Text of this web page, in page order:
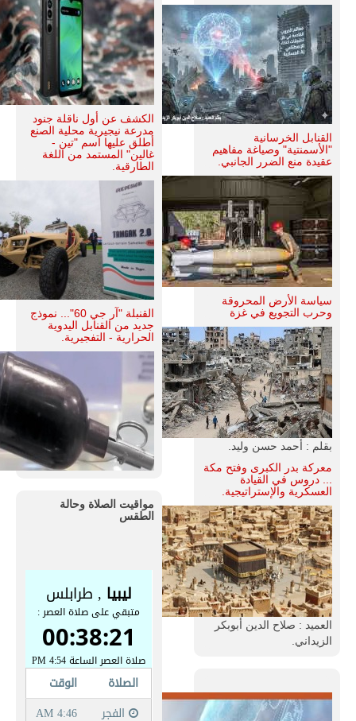
القنابل الخرسانية
"الأسمنتية" وصياغة مفاهيم
عقيدة منع الضرر الجانبي.
سياسة الأرض المحروقة
وحرب التجويع في غزة
بقلم : أحمد حسن وليد.
معركة بدر الكبرى وفتح مكة
... دروس في القيادة
العسكرية والإستراتيجية.
العميد : صلاح الدين أبوبكر
الزيداني.
الكشف عن أول ناقلة جنود
مدرعة نيجيرية محلية الصنع
أطلق عليها اسم "تين -
غالين" المستمد من اللغة
الطارقية.
القنبلة "آر جي 60"... نموذج
جديد من القنابل اليدوية
الحرارية - التفجيرية.
مواقيت الصلاة وحالة
الطقس